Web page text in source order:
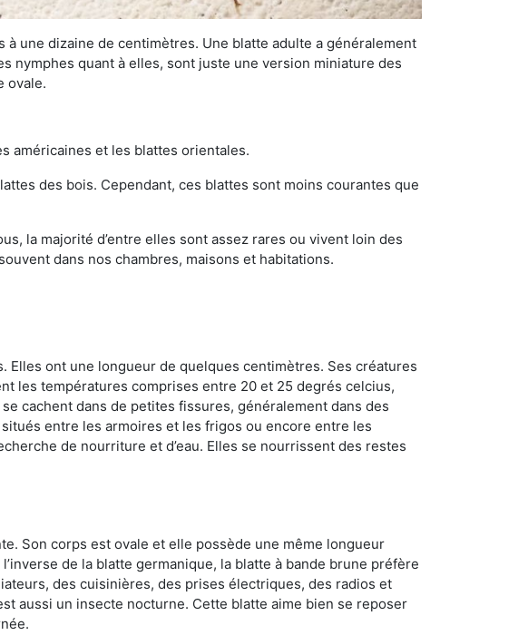
une dizaine de centimètres. Une blatte adulte a généralement
nymphes quant à elles, sont juste une version miniature des
ovale.
américaines et les blattes orientales.
des bois. Cependant, ces blattes sont moins courantes que
la majorité d’entre elles sont assez rares ou vivent loin des
dans nos chambres, maisons et habitations.
ont une longueur de quelques centimètres. Ses créatures
les températures comprises entre 20 et 25 degrés celcius,
cachent dans de petites fissures, généralement dans des
entre les armoires et les frigos ou encore entre les
de nourriture et d’eau. Elles se nourrissent des restes
Son corps est ovale et elle possède une même longueur
de la blatte germanique, la blatte à bande brune préfère
des cuisinières, des prises électriques, des radios et
aussi un insecte nocturne. Cette blatte aime bien se reposer